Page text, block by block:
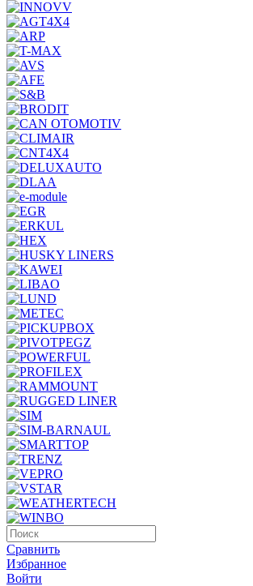
Сравнить
Избранное
Войти